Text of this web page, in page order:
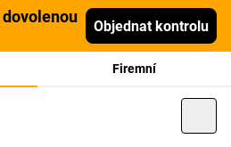
Objednat kontrolu
Firemní